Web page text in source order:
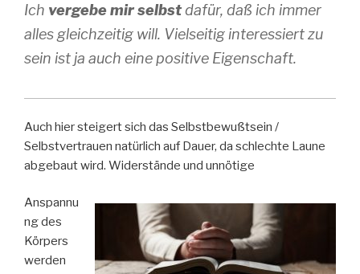
Ich vergebe mir selbstdafür, daß ich immer
alles gleichzeitig will. Vielseitig interessiert zu
sein ist ja auch eine positive Eigenschaft.
Auch hier steigert sich das Selbstbewußtsein /
Selbstvertrauen natürlich auf Dauer, da schlechte Laune
abgebaut wird. Widerstände und unnötige
Anspannu
ng des
Körpers
werden